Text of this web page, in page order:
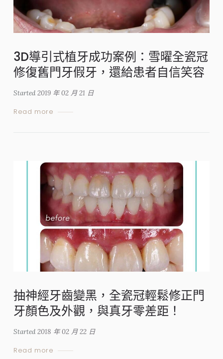
3D導引式植牙成功案例：雪曜全瓷冠
修復舊門牙假牙，還給患者自信笑容
Started2019 年 02 月 21 日
Read more
抽神經牙齒變黑，全瓷冠輕鬆修正門
牙顏色及外觀，與真牙零差距！
Started2018 年 02 月 22 日
Read more